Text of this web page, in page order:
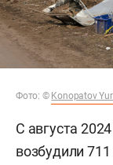
Фото: © Konopatov
С августа
возбудили